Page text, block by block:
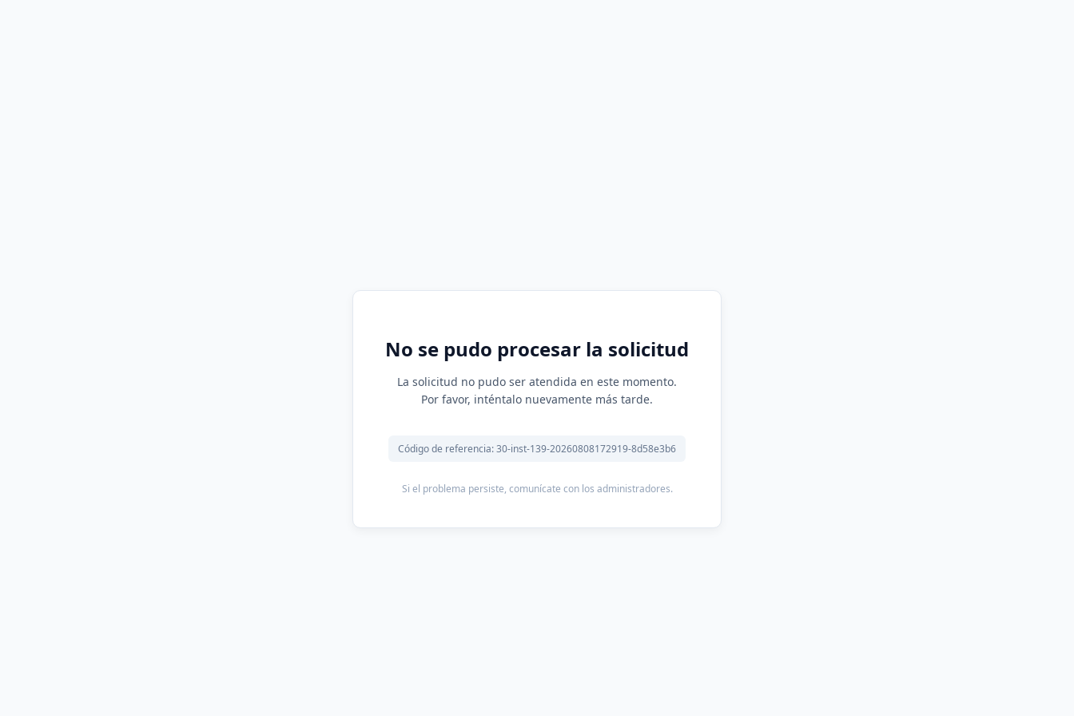
No se pudo procesar la solicitud
La solicitud no pudo ser atendida en este momento.
Por favor, inténtalo nuevamente más tarde.
Código de referencia: 30-inst-139-20260808172919-8d58e3b6
Si el problema persiste, comunícate con los administradores.